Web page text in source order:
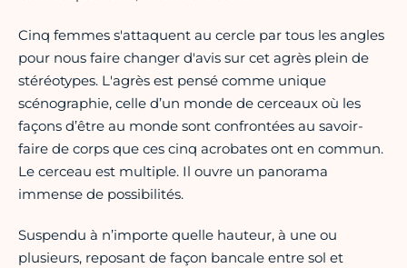
Cinq femmes s'attaquent au cercle par tous les angles
pour nous faire changer d'avis sur cet agrès plein de
stéréotypes. L'agrès est pensé comme unique
scénographie, celle d’un monde de cerceaux où les
façons d’être au monde sont confrontées au savoir-
faire de corps que ces cinq acrobates ont en commun.
Le cerceau est multiple. Il ouvre un panorama
immense de possibilités.
Suspendu à n’importe quelle hauteur, à une ou
plusieurs, reposant de façon bancale entre sol et